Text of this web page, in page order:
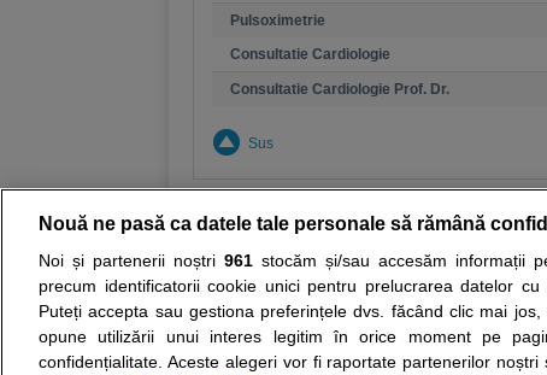
Pulsoximetrie
Consultatie Cardiologie
Consultatie Cardiologie Prof. Dr.
Sus
Resurse: Autoevaluare simptome
Opiniile avizate ale medicilor, sfaturile si orice alte
nici diagnosticul stabilit in urma investigatiilor si
ii punem la dispozitie pentru programare in
Nouă ne pasă ca datele tale personale să rămână
Noi și partenerii noștri 961stocăm și/sau accesăm informații
precum identificatorii cookie unici pentru prelucrarea datelor cu
Puteți accepta sau gestiona preferințele dvs. făcând clic mai
opune utilizării unui interes legitim în orice moment pe
confidențialitate. Aceste alegeri vor fi raportate partenerilor